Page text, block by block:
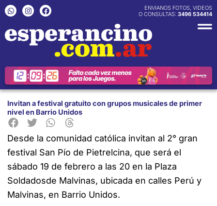
contenido
W
h
t
s
a
I
n
t
a
g
m
F
a
e
b
ENVIANOS FOTOS, VIDEOS
O CONSULTAS: 3496 534414
Invitan a festival gratuito con grupos musicales de primer
nivel en Barrio Unidos
Desde la comunidad católica invitan al 2° gran
festival San Pío de Pietrelcina, que será el
sábado 19 de febrero a las 20 en la Plaza
Soldadosde Malvinas, ubicada en calles Perú y
Malvinas, en Barrio Unidos.